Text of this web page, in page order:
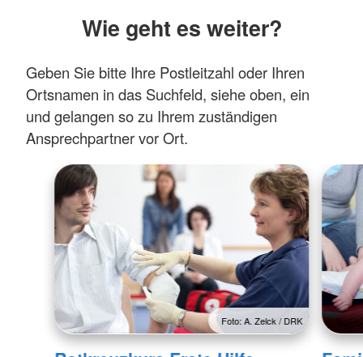
Wie geht es weiter?
Geben Sie bitte Ihre Postleitzahl oder Ihren
Ortsnamen in das Suchfeld, siehe oben, ein
und gelangen so zu Ihrem zuständigen
Ansprechpartner vor Ort.
Foto: A. Zelck / DRK